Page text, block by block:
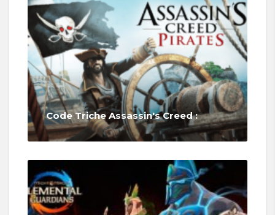
Code Triche Assassin's Creed :